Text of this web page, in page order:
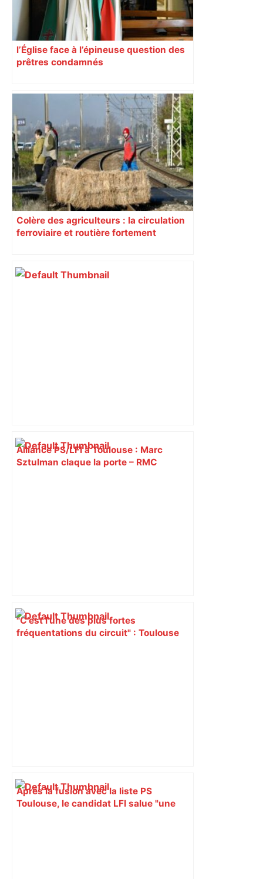
l’Église face à l’épineuse question des
prêtres condamnés
Colère des agriculteurs : la circulation
ferroviaire et routière fortement
Alliance PS/LFI à Toulouse : Marc
Sztulman claque la porte – RMC
"C’est l’une des plus fortes
fréquentations du circuit" : Toulouse
Après la fusion avec la liste PS
Toulouse, le candidat LFI salue "une